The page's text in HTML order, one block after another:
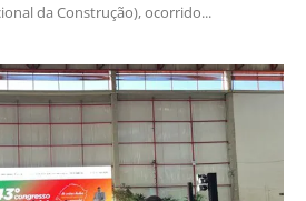
da Construção), ocorrido...